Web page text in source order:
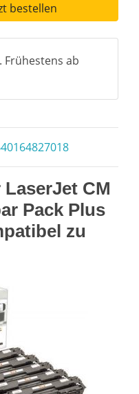
bestellen
Frühestens ab
LaserJet CM
Pack Plus
zu